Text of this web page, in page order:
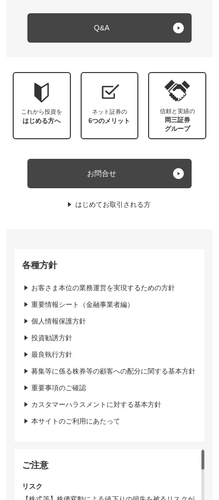
Q&A
これから投資を
はじめる方へ
ネット証券の
6つのメリット
信頼と実績の
岡三証券
グループ
お問合せ
はじめてお取引される方
各種方針
お客さま本位の業務運営を実現するための方針
重要情報シート（金融事業者編）
個人情報保護方針
投資勧誘方針
最良執行方針
募集等に係る株券等の顧客への配分に関する基本方針
重要事項のご確認
カスタマーハラスメントに対する基本方針
本サイトのご利用にあたって
ご注意
リスク